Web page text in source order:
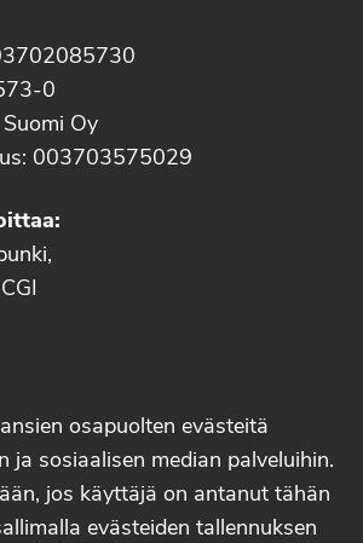
0
Oy
003703575029
osapuolten evästeitä
ja sosiaalisen median palveluihin.
jos käyttäjä on antanut tähän
evästeiden tallennuksen